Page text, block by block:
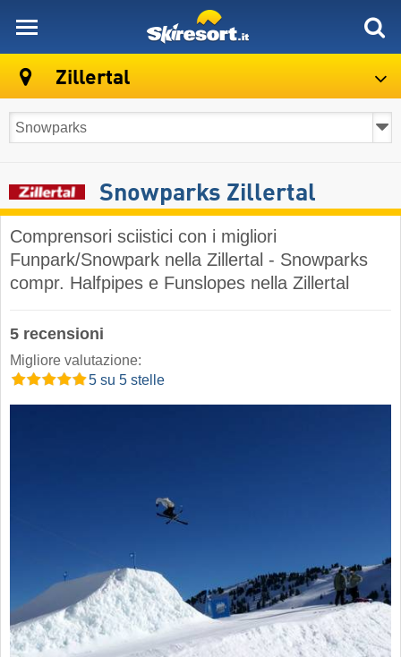
Zillertal
Snowparks Zillertal
Comprensori sciistici con i migliori
Funpark/Snowpark nella Zillertal - Snowparks
compr. Halfpipes e Funslopes nella Zillertal
5 recensioni
Migliore valutazione:
5 su 5 stelle